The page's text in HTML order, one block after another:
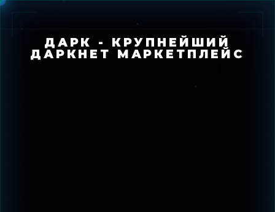
ДАРК - КРУПНЕЙШИЙ
ДАРКНЕТ МАРКЕТПЛЕЙС